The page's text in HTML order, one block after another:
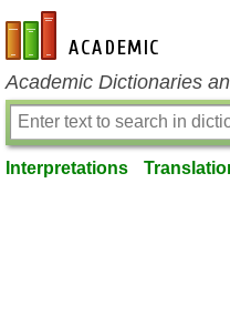
en-academic.com
Academic Dictionaries
Interpretations